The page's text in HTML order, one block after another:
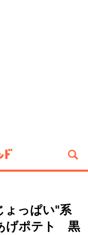
ょっぱい"系
げポテト 黒